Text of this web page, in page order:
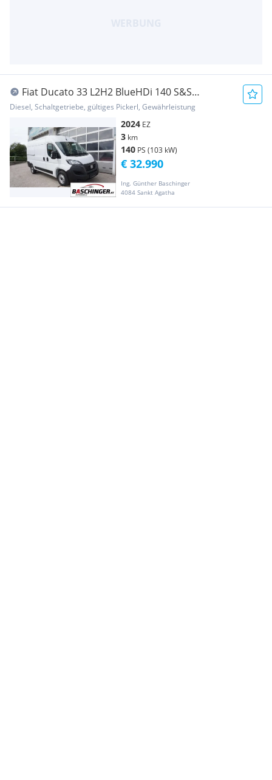
Fiat Ducato 33 L2H2 BlueHDi 140 S&S
Transporter / Kastenwagen
Diesel, Schaltgetriebe, gültiges Pickerl, Gewährleistung
2024 EZ
3 km
140 PS (103 kW)
Ing. Günther Baschinger
4084 Sankt Agatha
€ 32.990